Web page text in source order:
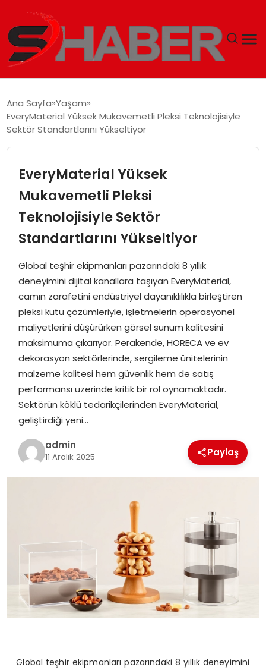
MAGAZIN
EKONOMI
EĞITIM
YAŞAM
Ana Sayfa Yaşam
EveryMaterial Yüksek Mukavemetli Pleksi Teknolojisiyle
Sektör Standartlarını Yükseltiyor
EveryMaterial Yüksek
Mukavemetli Pleksi
Teknolojisiyle Sektör
Standartlarını Yükseltiyor
Global teşhir ekipmanları pazarındaki 8 yıllık
deneyimini dijital kanallara taşıyan EveryMaterial,
camın zarafetini endüstriyel dayanıklılıkla birleştiren
pleksi kutu çözümleriyle, işletmelerin operasyonel
maliyetlerini düşürürken görsel sunum kalitesini
maksimuma çıkarıyor. Perakende, HORECA ve ev
dekorasyon sektörlerinde, sergileme ünitelerinin
malzeme kalitesi hem güvenlik hem de satış
performansı üzerinde kritik bir rol oynamaktadır.
Sektörün köklü tedarikçilerinden EveryMaterial,
geliştirdiği yeni…
admin
11 Aralık 2025 Paylaş
Global teşhir ekipmanları pazarındaki 8 yıllık deneyimini